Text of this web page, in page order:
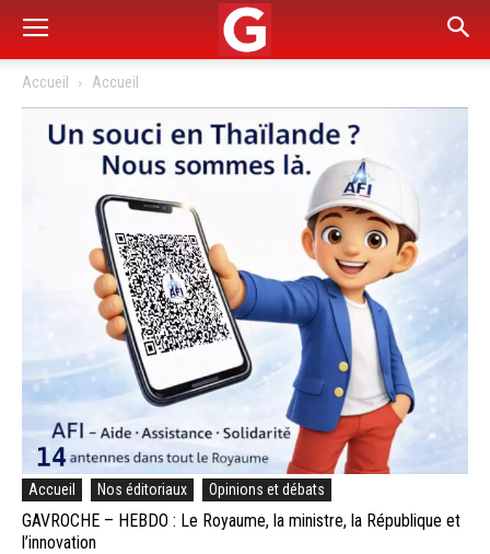
Accueil Accueil
Accueil Nos éditoriaux Opinions et débats
GAVROCHE – HEBDO : Le Royaume, la ministre, la République et
l’innovation